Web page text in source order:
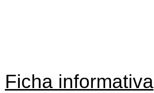
Ficha informativa